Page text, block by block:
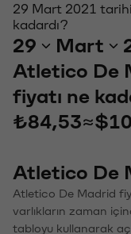
29 Mart 2021
kadardı?
29 Mart
Atletico De
fiyatı ne
₺84,53≈
Atletico De
Atletico De Madrid
varlıkların zaman
tabloyu kullanarak